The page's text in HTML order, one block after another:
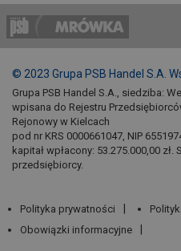
© 2023 Grupa PSB Handel S.A.
Grupa PSB Handel S.A., siedziba:
wpisana do Rejestru
Rejonowy w Kielcach
pod nr KRS 0000661047, NIP
kapitał wpłacony: 53.275.000,00
przedsiębiorcy.
Polityka prywatności
Obowiązki informacyjne